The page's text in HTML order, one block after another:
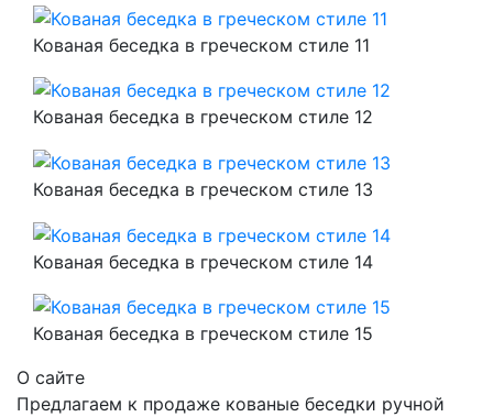
Кованая беседка в греческом стиле 11
Кованая беседка в греческом стиле 12
Кованая беседка в греческом стиле 13
Кованая беседка в греческом стиле 14
Кованая беседка в греческом стиле 15
О сайте
Предлагаем к продаже кованые беседки ручной